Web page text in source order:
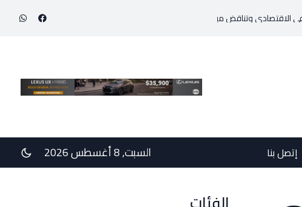
إنجاز طبي استثنائي ينقذ حياة مولود خديج بوزن 800 غرام!
إتصل بنا السبت, 8 أغسطس 2026